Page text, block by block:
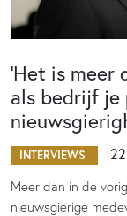
‘Het is
als bedrijf je
INTERVIEWS
Meer dan in de
nieuwsgierige